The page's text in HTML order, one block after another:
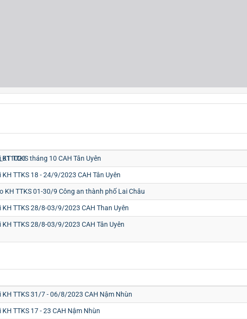
TTKS tháng 10 CAH Tân Uyên
KH TTKS 18 - 24/9/2023 CAH Tân Uyên
KH TTKS 01-30/9 Công an thành phố Lai Châu
KH TTKS 28/8-03/9/2023 CAH Than Uyên
KH TTKS 28/8-03/9/2023 CAH Tân Uyên
KH TTKS 31/7 - 06/8/2023 CAH Nậm Nhùn
KH TTKS 17 - 23 CAH Nậm Nhùn